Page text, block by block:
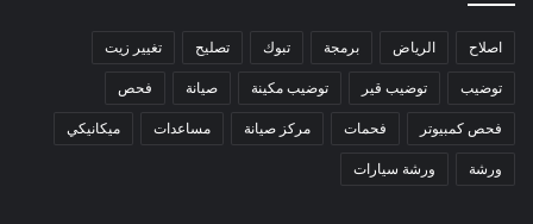
اصلاح الرياض برمجة تبوك تصليح تغيير زيت
توضيب توضيب قير توضيب مكينة صيانة فحص
فحص كمبيوتر فحمات مركز صيانة مساعدات ميكانيكي
ورشة ورشة سيارات